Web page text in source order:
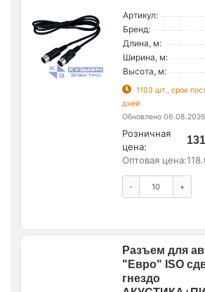
Артикул:
Бренд:
Длина, м:
Ширина, м:
Высота, м:
1103 шт., срок
дней
Обновлено 06.08.2026
Розничная
цена:
Оптовая цена:
- +
Разъем для
"Евро" ISO
гнездо